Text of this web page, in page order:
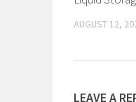
AUGUST 12,
LEAVE A